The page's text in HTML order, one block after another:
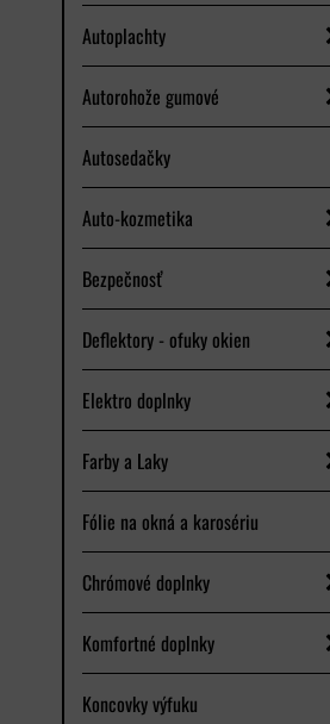
Autoplachty
Autorohože gumové
Autosedačky
Auto-kozmetika
Bezpečnosť
Deflektory - ofuky okien
Elektro doplnky
Farby a Laky
Fólie na okná a karosériu
Chrómové doplnky
Komfortné doplnky
Koncovky výfuku